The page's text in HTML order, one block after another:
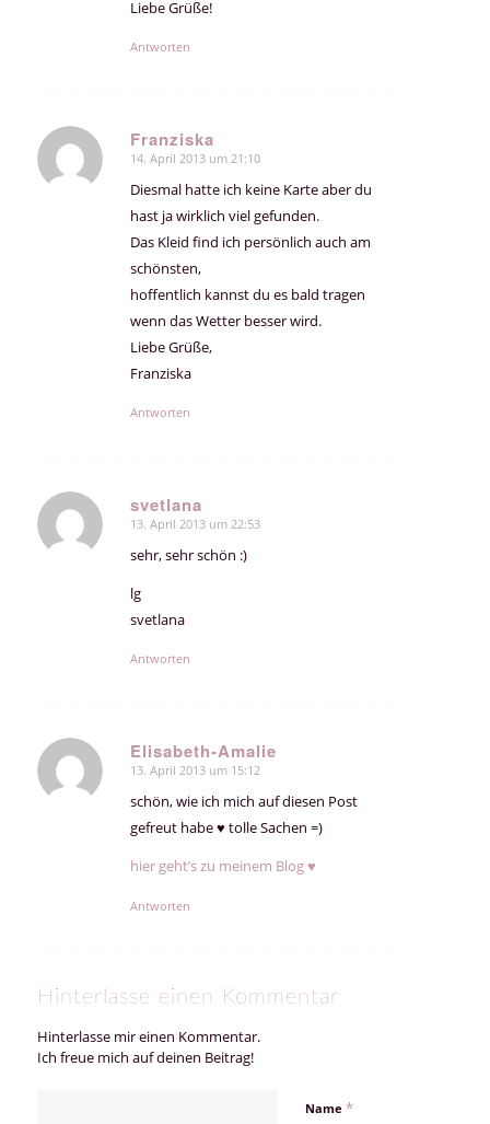
Liebe Grüße!
Antworten
Franziska
sagte:
14. April 2013 um 21:10
Diesmal hatte ich keine Karte aber du
hast ja wirklich viel gefunden.
Das Kleid find ich persönlich auch am
schönsten,
hoffentlich kannst du es bald tragen
wenn das Wetter besser wird.
Liebe Grüße,
Franziska
Antworten
svetlana
sagte:
13. April 2013 um 22:53
sehr, sehr schön :)
lg
svetlana
Antworten
Elisabeth-Amalie
sagte:
13. April 2013 um 15:12
schön, wie ich mich auf diesen Post
gefreut habe ♥ tolle Sachen =)
hier geht’s zu meinem Blog ♥
Antworten
Hinterlasse einen Kommentar
Hinterlasse mir einen Kommentar.
Ich freue mich auf deinen Beitrag!
Name *